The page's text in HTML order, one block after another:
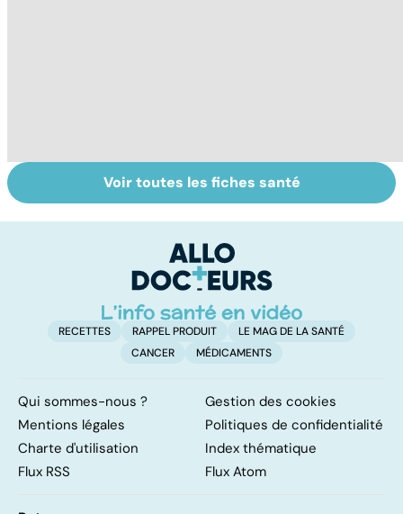
Troubles de
l'érection :
Tout savoir sur
les infections
Voir toutes les fiches santé
RECETTES RAPPEL PRODUIT
LE MAG DE LA SANTÉ
CANCER
MÉDICAMENTS
Qui sommes-nous ?
Gestion des cookies
Mentions légales
Politiques de confidentialité
Charte d'utilisation
Index thématique
Flux RSS
Flux Atom